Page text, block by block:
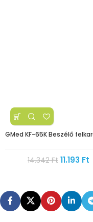
14.342Ft 11.193 Ft